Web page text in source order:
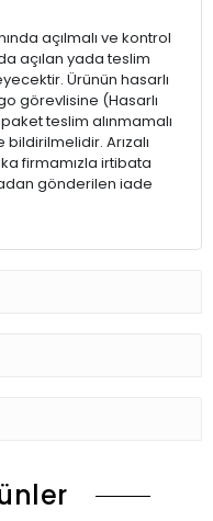
açılmalı ve kontrol
açılan yada teslim
Ürünün hasarlı
görevlisine (Hasarlı
teslim alınmamalı
Arızalı
firmamızla irtibata
gönderilen iade